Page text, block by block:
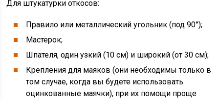
Для штукатурки откосов:
Правило или металлический угольник (под 90°);
Мастерок;
Шпателя, один узкий (10 см) и широкий (от 30 см);
Крепления для маяков (они необходимы только в
том случае, когда вы будете использовать
оцинкованные маячки), при их помощи проще